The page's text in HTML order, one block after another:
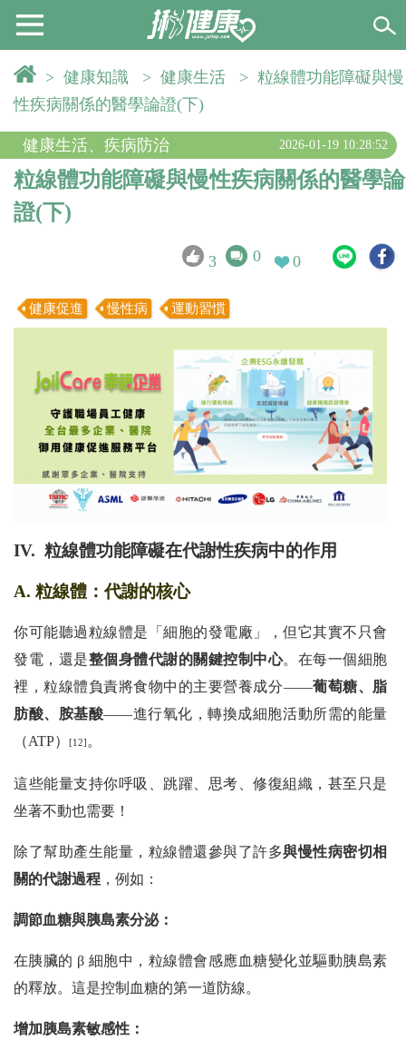
> 健康知識 > 健康生活 > 粒線體功能障礙與慢
性疾病關係的醫學論證(下)
健康生活、 疾病防治 2026-01-19 10:28:52
粒線體功能障礙與慢性疾病關係的醫學論
證(下)
3 0 0
健康促進 慢性病 運動習慣
IV. 粒線體功能障礙在代謝性疾病中的作用
A. 粒線體：代謝的核心
你可能聽過粒線體是「細胞的發電廠」，但它其實不只會
發電，還是整個身體代謝的關鍵控制中心。在每一個細胞
裡，粒線體負責將食物中的主要營養成分——葡萄糖、脂
肪酸、胺基酸——進行氧化，轉換成細胞活動所需的能量
（ATP）
[12] 。
這些能量支持你呼吸、跳躍、思考、修復組織，甚至只是
坐著不動也需要！
除了幫助產生能量，粒線體還參與了許多與慢性病密切相
關的代謝過程 ，例如：
調節血糖與胰島素分泌：
在胰臟的 β 細胞中，粒線體會感應血糖變化並驅動胰島素
的釋放。這是控制血糖的第一道防線。
增加胰島素敏感性：